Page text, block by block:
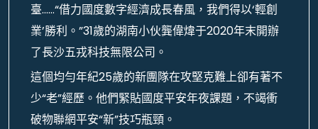
臺……“借力國度數字經濟成長春風，我們得以‘輕創
業’勝利。”31歲的湖南小伙龔偉煒于2020年末開辦
了長沙五戎科技無限公司。
這個均勻年紀25歲的新團隊在攻堅克難上卻有著不
少“老”經歷。他們緊貼國度平安年夜課題，不竭衝
破物聯網平安“新”技巧瓶頸。